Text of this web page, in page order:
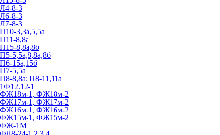
Л4-8-3
Л6-8-3
Л7-8-3
П10-3,3а,5,5а
П11-8,8а
П15-8,8а,8б
П5-5,5а,8,8а,8б
П6-15а,15б
П7-5,5а
П8-8,8а; П8-11,11а
1Ф12.12-1
ФЖ18м-1, ФЖ18м-2
ФЖ17м-1, ФЖ17м-2
ФЖ16м-1, ФЖ16м-2
ФЖ15м-1, ФЖ15м-2
ФЖ-1М
ФЛ8-24-1,2,3,4